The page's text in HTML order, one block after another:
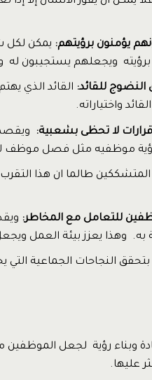
يؤمنون برؤيتهم: يمكن لكل
ويجعلهم يستجيبون له
النضوج للقائد: القائد الذي
واختياراته.
قرارات لا تحظى بشعبية:
موظفيه مثل فصل موظف
طالما ان هذا
للتعامل مع المخاطر:
به. وهذا يعزز بيئة العمل
بتحقق النجاحات الجماعية
وبناء رؤية لجعل
عليها.